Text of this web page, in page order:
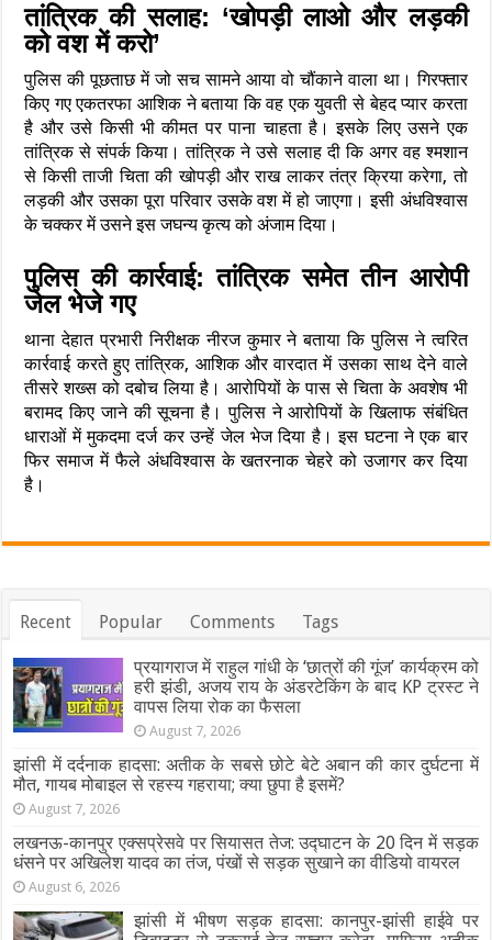
तांत्रिक की सलाह: ‘खोपड़ी लाओ और लड़की
को वश में करो’
पुलिस की पूछताछ में जो सच सामने आया वो चौंकाने वाला था। गिरफ्तार
किए गए एकतरफा आशिक ने बताया कि वह एक युवती से बेहद प्यार करता
है और उसे किसी भी कीमत पर पाना चाहता है। इसके लिए उसने एक
तांत्रिक से संपर्क किया। तांत्रिक ने उसे सलाह दी कि अगर वह श्मशान
से किसी ताजी चिता की खोपड़ी और राख लाकर तंत्र क्रिया करेगा, तो
लड़की और उसका पूरा परिवार उसके वश में हो जाएगा। इसी अंधविश्वास
के चक्कर में उसने इस जघन्य कृत्य को अंजाम दिया।
पुलिस की कार्रवाई: तांत्रिक समेत तीन आरोपी
जेल भेजे गए
थाना देहात प्रभारी निरीक्षक नीरज कुमार ने बताया कि पुलिस ने त्वरित
कार्रवाई करते हुए तांत्रिक, आशिक और वारदात में उसका साथ देने वाले
तीसरे शख्स को दबोच लिया है। आरोपियों के पास से चिता के अवशेष भी
बरामद किए जाने की सूचना है। पुलिस ने आरोपियों के खिलाफ संबंधित
धाराओं में मुकदमा दर्ज कर उन्हें जेल भेज दिया है। इस घटना ने एक बार
फिर समाज में फैले अंधविश्वास के खतरनाक चेहरे को उजागर कर दिया
है।
Recent Popular Comments Tags
प्रयागराज में राहुल गांधी के ‘छात्रों की गूंज’ कार्यक्रम को
हरी झंडी, अजय राय के अंडरटेकिंग के बाद KP ट्रस्ट ने
वापस लिया रोक का फैसला
August 7, 2026
झांसी में दर्दनाक हादसा: अतीक के सबसे छोटे बेटे अबान की कार दुर्घटना में
मौत, गायब मोबाइल से रहस्य गहराया; क्या छुपा है इसमें?
August 7, 2026
लखनऊ-कानपुर एक्सप्रेसवे पर सियासत तेज: उद्घाटन के 20 दिन में सड़क
धंसने पर अखिलेश यादव का तंज, पंखों से सड़क सुखाने का वीडियो वायरल
August 6, 2026
झांसी में भीषण सड़क हादसा: कानपुर-झांसी हाईवे पर